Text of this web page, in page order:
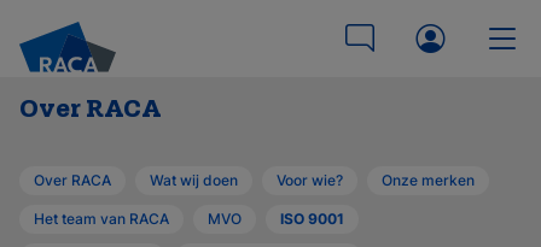
Over RACA
Over RACA Wat wij doen Voor wie? Onze merken
Het team van RACA MVO ISO 9001